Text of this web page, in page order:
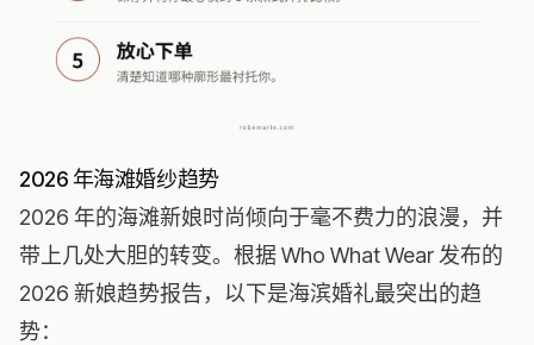
2026 年海滩婚纱趋势
2026 年的海滩新娘时尚倾向于毫不费力的浪漫，并
带上几处大胆的转变。根据 Who What Wear 发布的
2026 新娘趋势报告，以下是海滨婚礼最突出的趋
势：